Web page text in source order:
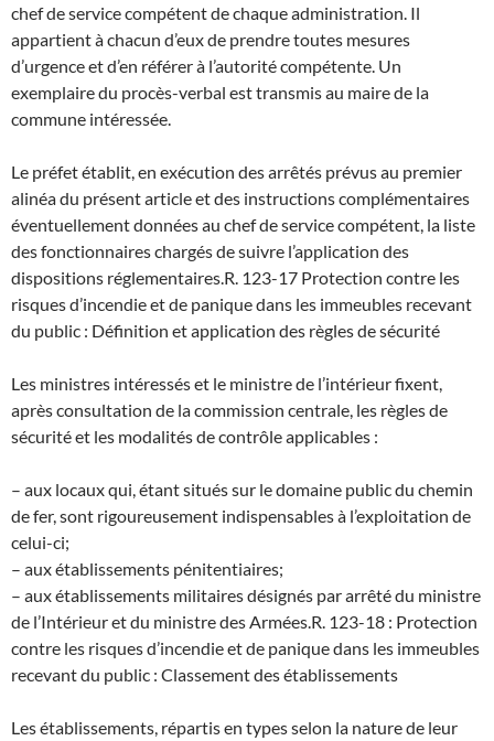
chef de service compétent de chaque administration. Il
appartient à chacun d’eux de prendre toutes mesures
d’urgence et d’en référer à l’autorité compétente. Un
exemplaire du procès-verbal est transmis au maire de la
commune intéressée.
Le préfet établit, en exécution des arrêtés prévus au premier
alinéa du présent article et des instructions complémentaires
éventuellement données au chef de service compétent, la liste
des fonctionnaires chargés de suivre l’application des
dispositions réglementaires. R. 123-17 Protection contre les
risques d’incendie et de panique dans les immeubles recevant
du public : Définition et application des règles de sécurité
Les ministres intéressés et le ministre de l’intérieur fixent,
après consultation de la commission centrale, les règles de
sécurité et les modalités de contrôle applicables :
– aux locaux qui, étant situés sur le domaine public du chemin
de fer, sont rigoureusement indispensables à l’exploitation de
celui-ci;
– aux établissements pénitentiaires;
– aux établissements militaires désignés par arrêté du ministre
de l’Intérieur et du ministre des Armées. R. 123-18 : Protection
contre les risques d’incendie et de panique dans les immeubles
recevant du public : Classement des établissements
Les établissements, répartis en types selon la nature de leur